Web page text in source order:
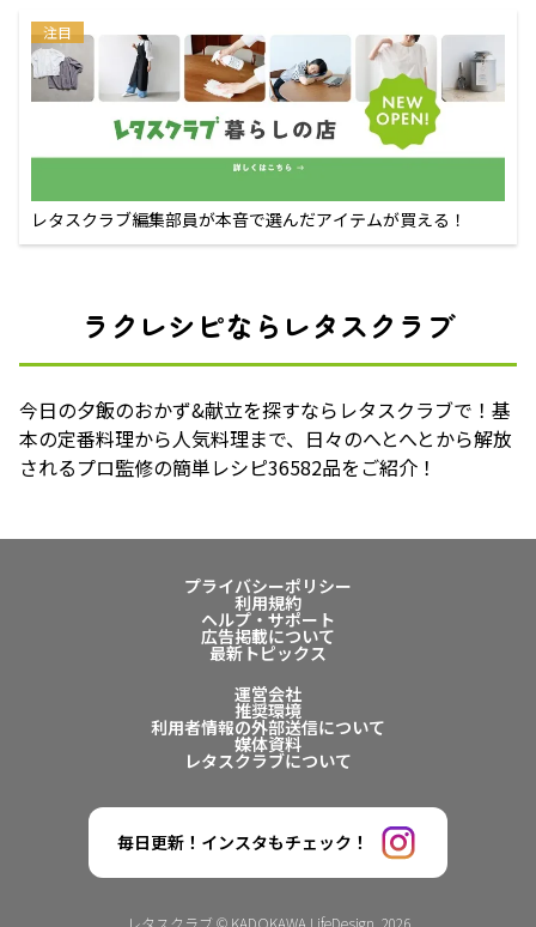
注目
レタスクラブ編集部員が本音で選んだアイテムが買える！
ラクレシピならレタスクラブ
今日の夕飯のおかず&献立を探すならレタスクラブで！基
本の定番料理から人気料理まで、日々のへとへとから解放
されるプロ監修の簡単レシピ36582品をご紹介！
プライバシーポリシー
利用規約
ヘルプ・サポート
広告掲載について
最新トピックス
運営会社
推奨環境
利用者情報の外部送信について
媒体資料
レタスクラブについて
毎日更新！インスタもチェック！